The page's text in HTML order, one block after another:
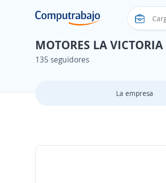
MOTORES LA VICTORIA
135 seguidores
La empresa